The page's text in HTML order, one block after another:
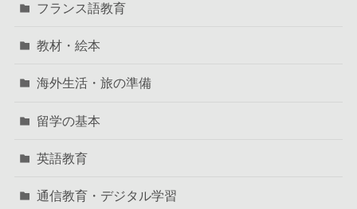
フランス語教育
教材・絵本
海外生活・旅の準備
留学の基本
英語教育
通信教育・デジタル学習